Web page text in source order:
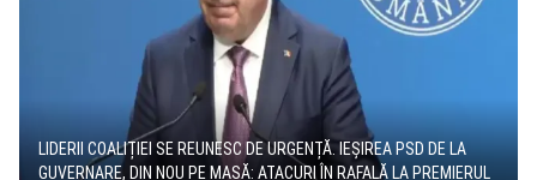
LIDERII COALIȚIEI SE REUNESC DE URGENȚĂ. IEȘIREA PSD DE LA
GUVERNARE, DIN NOU PE MASĂ: ATACURI ÎN RAFALĂ LA PREMIERUL